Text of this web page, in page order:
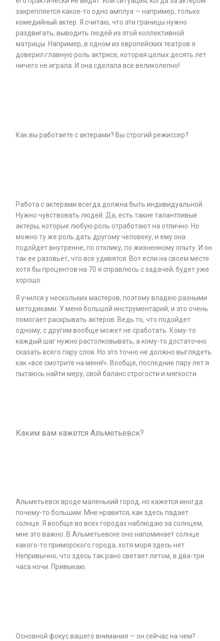
закрепляется какое-то одно амплуа — например, только
комедийный актер. Я считаю, что эти границы нужно
раздвигать, выводить людей из этой коллективной
матрицы. Например, в одном из европейских театров я
доверил главную роль актрисе, которая целых десять лет
ничего не играла. И она сделала все великолепно!
Как вы работаете с актерами? Вы строгий режиссер?
Работа с актерами всегда должна быть индивидуальной.
Нужно чувствовать людей. Да, есть такие талантливые
актеры, которые любую роль отработают на отлично. Но
можно ту же роль дать другому человеку, и ему она
подойдет внутренне, по отклику, по жизненному опыту. И он
так ее разовьет, что все удивятся. Вот если на своем месте
хотя бы процентов на 70 я справлюсь с задачей, будет уже
хорошо.
Я учился у нескольких мастеров, поэтому владею разными
методиками. У меня большой инструментарий, и это очень
помогает раскрывать актеров. Ведь то, что подойдет
одному, с другим вообще может не сработать. Кому-то
каждый шаг нужно растолковывать, а кому-то достаточно
сказать всего пару слов. Но это точно не должно выглядеть
как «все смотрите на меня!». Вообще, последние пару лет я
пытаюсь найти меру, свой баланс строгости и мягкости.
Каким вам кажется Альметьевск?
Альметьевск вроде маленький город, но кажется иногда
почему-то большим. Мне нравится, как здесь падает
солнце. Я вообще во всех городах наблюдаю за солнцем,
мне это важно. В Альметьевске оно напоминает солнце
какого-то приморского города, хотя моря здесь нет.
Непривычно, что здесь так рано светает летом, в два-три
часа ночи. Привыкаю.
Основной фокус вашего внимания — он сейчас на чем?